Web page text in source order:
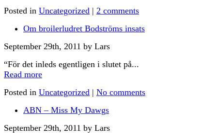
Posted in Uncategorized | 2 comments
Om broilerludret Bodströms insats
September 29th, 2011 by Lars
“För det inleds egentligen i slutet på...
Read more
Posted in Uncategorized | No comments
ABN – Miss My Dawgs
September 29th, 2011 by Lars